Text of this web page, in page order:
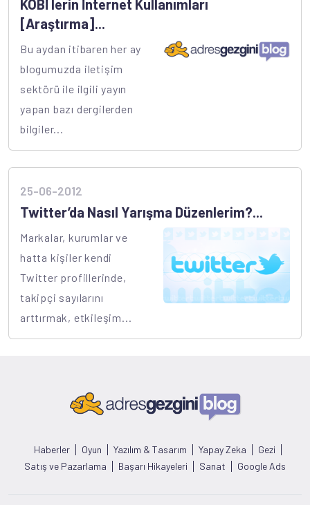
KOBİ lerin İnternet Kullanımları
[Araştırma]...
Bu aydan itibaren her ay
blogumuzda iletişim
sektörü ile ilgili yayın
yapan bazı dergilerden
bilgiler...
25-06-2012
Twitter’da Nasıl Yarışma Düzenlerim?...
Markalar, kurumlar ve
hatta kişiler kendi
Twitter profillerinde,
takipçi sayılarını
arttırmak, etkileşim...
Haberler Oyun Yazılım & Tasarım Yapay Zeka
Gezi
Satış ve Pazarlama
Başarı Hikayeleri Sanat Google Ads